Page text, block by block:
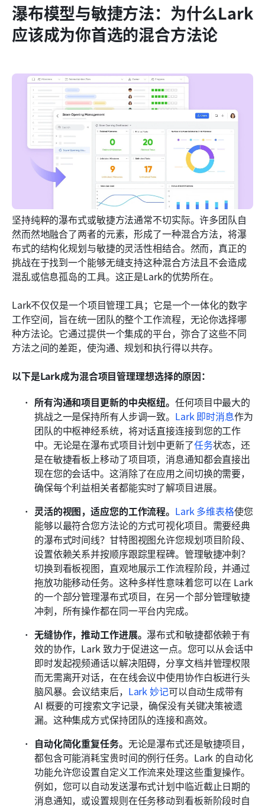
瀑布模型与敏捷方法：为什么Lark
应该成为你首选的混合方法论
坚持纯粹的瀑布式或敏捷方法通常不切实际。许多团队自
然而然地融合了两者的元素，形成了一种混合方法，将瀑
布式的结构化规划与敏捷的灵活性相结合。然而，真正的
挑战在于找到一个能够无缝支持这种混合方法且不会造成
混乱或信息孤岛的工具。这正是Lark的优势所在。
Lark不仅仅是一个项目管理工具；它是一个一体化的数字
工作空间，旨在统一团队的整个工作流程，无论你选择哪
种方法论。它通过提供一个集成的平台，弥合了这些不同
方法之间的差距，使沟通、规划和执行得以共存。
以下是Lark成为混合项目管理理想选择的原因：
所有沟通和项目更新的中央枢纽。任何项目中最大的
挑战之一是保持所有人步调一致。 Lark 即时消息作为
团队的中枢神经系统，将对话直接连接到您的工作
中。无论是在瀑布式项目计划中更新了任务状态，还
是在敏捷看板上移动了项目项，消息通知都会直接出
现在您的会话中。这消除了在应用之间切换的需要，
确保每个利益相关者都能实时了解项目进展。
灵活的视图，适应您的工作流程。 Lark 多维表格使您
能够以最符合您方法论的方式可视化项目。需要经典
的瀑布式时间线？甘特图视图允许您规划项目阶段、
设置依赖关系并按顺序跟踪里程碑。管理敏捷冲刺？
切换到看板视图，直观地展示工作流程阶段，并通过
拖放功能移动任务。这种多样性意味着您可以在 Lark
的一个部分管理瀑布式项目，在另一个部分管理敏捷
冲刺，所有操作都在同一平台内完成。
无缝协作，推动工作进展。 瀑布式和敏捷都依赖于有
效的协作，Lark 致力于促进这一点。您可以从会话中
即时发起视频通话以解决阻碍，分享文档并管理权限
而无需离开对话，在在线会议中使用协作白板进行头
脑风暴。会议结束后， Lark 妙记可以自动生成带有
AI 概要的可搜索文字记录，确保没有关键决策被遗
漏。这种集成方式保持团队的连接和高效。
自动化简化重复任务。 无论是瀑布式还是敏捷项目，
都包含可能消耗宝贵时间的例行任务。Lark 的自动化
功能允许您设置自定义工作流来处理这些重复操作。
例如，您可以自动发送瀑布式计划中临近截止日期的
消息通知，或设置规则在任务移动到看板新阶段时自